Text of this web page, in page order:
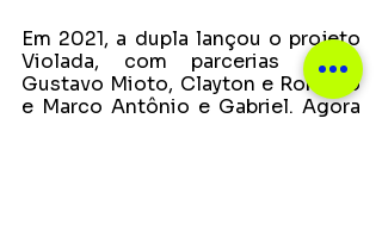
Em 2021, a dupla lançou o projeto
Violada, com parcerias como
Gustavo Mioto, Clayton e Romário
e Marco Antônio e Gabriel. Agora